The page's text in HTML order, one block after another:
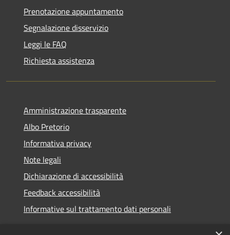
Prenotazione appuntamento
Segnalazione disservizio
Leggi le FAQ
Richiesta assistenza
Amministrazione trasparente
Albo Pretorio
Informativa privacy
Note legali
Dichiarazione di accessibilità
Feedback accessibilità
Informative sul trattamento dati personali